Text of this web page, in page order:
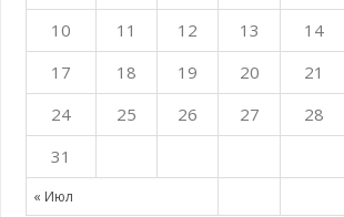
10
11 12 13 14
17
18 19 20 21
24
25 26 27 28
31
« Июл